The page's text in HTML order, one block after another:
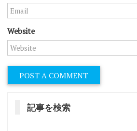
Website
記事を検索